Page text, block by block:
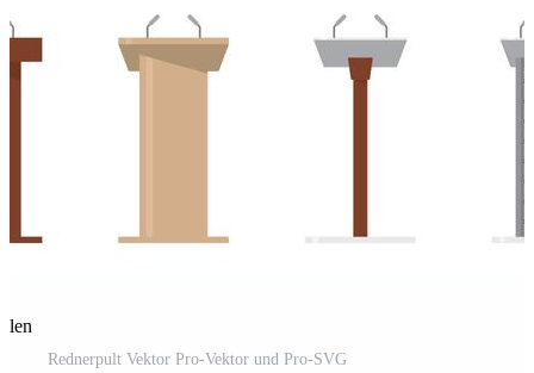
Rednerpult Vektor Pro-Vektor und Pro-SVG